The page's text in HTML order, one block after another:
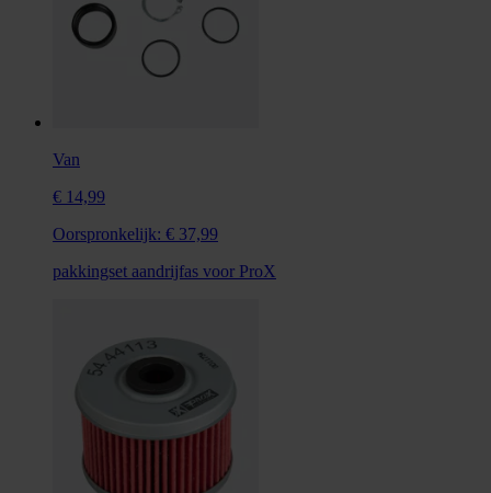
Van
€ 14,99
Oorspronkelijk: € 37,99
pakkingset aandrijfas voor ProX